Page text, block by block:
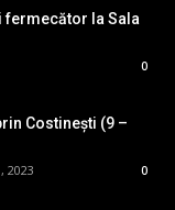
fermecător la Sala
0
Costinești (9 –
2023 0